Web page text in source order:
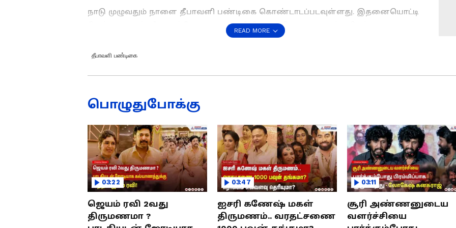
நாடு முழுவதும் நாளை தீபாவளி பண்டிகை கொண்டாடப்படவுள்ளது. இதனையொட்டி
சென்னை உள்ளிட்ட பல்வேறு நகரங்களிலிருந்து சொந்த ஊருக்கு செல்லும்
மக்களின் எண்ணிக்கை அதிகரித்துள்ளது. பேருந்து மற்றும் ரயில் நிலையங்களில்
மக்களின் கூட்டம் அலைமோதுகிறது. தமிழகத்தில் பல்வேறு மாவட்டங்களில் ஆடு,
சதியா..? விபத்தா..? திணறும் போலீஸ்...!
அதன் படி, திருச்சுழி அருகே வீரசோழன் கிராமத்தில் தீபாவளி பண்டிகையை
முன்னிட்டு இன்று செயல்பட்ட வாரசந்தையில், அதிகாலை 4 மணி முதலே ஆடுகள்
விற்பனை களைக்கட்டியது. சாதாரண நாட்களில் ரூ.40 லட்சம் வரை வியாபாரம்
நடைபெறும் நிலையில், சிறப்பு சந்தையான இன்று ரூ.1 கோடி விற்பனை
நடைபெற்றுள்ளது.
READ MORE
தீபாவளி பண்டிகை
பொழுதுபோக்கு
03:22
ஜெயம் ரவி 2வது
திருமணமா ?
03:47
ஐசரி கணேஷ் மகள்
திருமணம்.. வரதட்சணை
03:11
சூரி அண்ணனுடைய
வளர்ச்சியை